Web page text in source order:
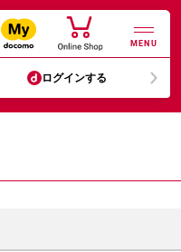
MENU
ログインする